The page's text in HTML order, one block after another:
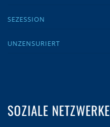
SEZESSION
UNZENSURIERT
SOZIALE NETZWERKE